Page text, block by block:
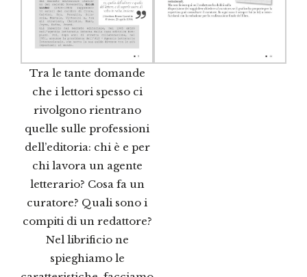
Tra le tante domande
che i lettori spesso ci
rivolgono rientrano
quelle sulle professioni
dell’editoria: chi è e per
chi lavora un agente
letterario? Cosa fa un
curatore? Quali sono i
compiti di un redattore?
Nel librificio ne
spieghiamo le